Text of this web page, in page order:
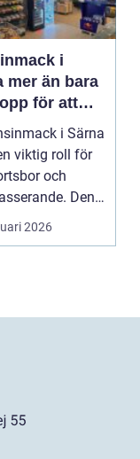
i
för att
i Särna
viktig roll för
och
Den
som e...
2026